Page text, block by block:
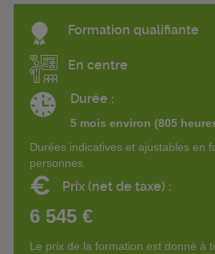
Formation qualifiante
En centre
Durée :
5 mois environ (805
Durées indicatives et ajustables en
personnes.
€ Prix (net de taxe) :
6 545 €
Le prix de la formation est donné à